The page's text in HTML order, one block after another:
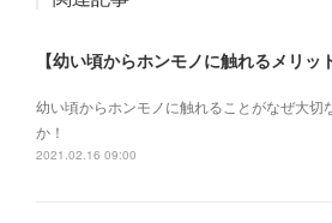
幼い頃からホンモノに 触れることがなぜ大切
か！
2021.02.16 09:00